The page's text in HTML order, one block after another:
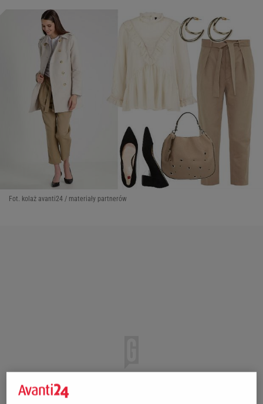
Fot. kolaż avanti24 / materiały partnerów